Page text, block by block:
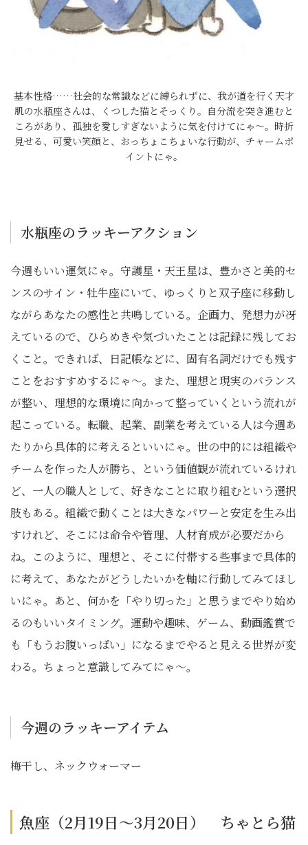
基本性格……社会的な常識などに縛られずに、我が道を行く天才
肌の水瓶座さんは、くつした猫とそっくり。自分流を突き進むと
ころがあり、孤独を愛しすぎないように気を付けてにゃ～。時折
見せる、可愛い笑顔と、おっちょこちょいな行動が、チャームポ
イントにゃ。
水瓶座のラッキーアクション
今週もいい運気にゃ。守護星・天王星は、豊かさと美的セ
ンスのサイン・牡牛座にいて、ゆっくりと双子座に移動し
ながらあなたの感性と共鳴している。企画力、発想力が冴
えているので、ひらめきや気づいたことは記録に残してお
くこと。できれば、日記帳などに、固有名詞だけでも残す
ことをおすすめするにゃ〜。また、理想と現実のバランス
が整い、理想的な環境に向かって整っていくという流れが
起こっている。転職、起業、副業を考えている人は今週あ
たりから具体的に考えるといいにゃ。世の中的には組織や
チームを作った人が勝ち、という価値観が流れているけれ
ど、一人の職人として、好きなことに取り組むという選択
肢もある。組織で動くことは大きなパワーと安定を生み出
すけれど、そこには命令や管理、人材育成が必要だから
ね。このように、理想と、そこに付帯する些事まで具体的
に考えて、あなたがどうしたいかを軸に行動してみてほし
いにゃ。あと、何かを「やり切った」と思うまでやり始め
るのもいいタイミング。運動や趣味、ゲーム、動画鑑賞で
も「もうお腹いっぱい」になるまでやると見える世界が変
わる。ちょっと意識してみてにゃ〜。
今週のラッキーアイテム
梅干し、ネックウォーマー
魚座（2月19日～3月20日） ちゃとら猫